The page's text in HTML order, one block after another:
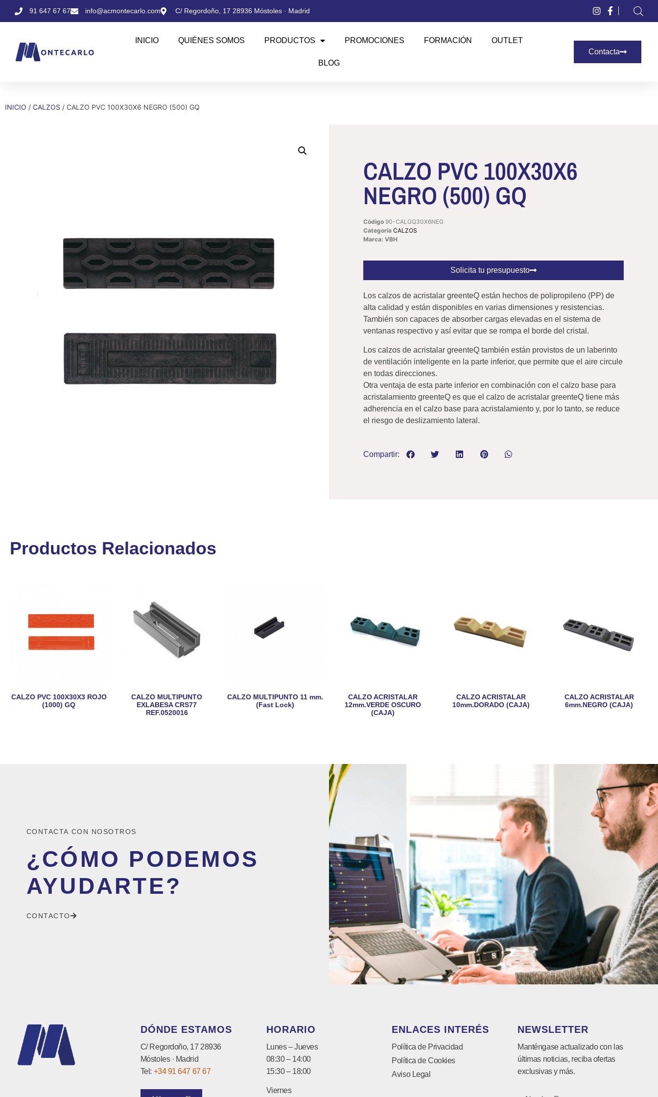
91 647 67 67 info@acmontecarlo.com C/ Regordoño, 17 28936 Móstoles · Madrid
INICIO QUIÉNES SOMOS PRODUCTOS PROMOCIONES FORMACIÓN OUTLET
BLOG
Contacta
INICIO / CALZOS / CALZO PVC 100X30X6 NEGRO (500) GQ
CALZO PVC 100X30X6
NEGRO (500) GQ
Código 90-CALGQ30X6NEG
Categoría CALZOS
Marca: VBH
Solicita tu presupuesto
Los calzos de acristalar greenteQ están hechos de polipropileno (PP) de
alta calidad y están disponibles en varias dimensiones y resistencias.
También son capaces de absorber cargas elevadas en el sistema de
ventanas respectivo y así evitar que se rompa el borde del cristal.
Los calzos de acristalar greenteQ también están provistos de un laberinto
de ventilación inteligente en la parte inferior, que permite que el aire circule
en todas direcciones.
Otra ventaja de esta parte inferior en combinación con el calzo base para
acristalamiento greenteQ es que el calzo de acristalar greenteQ tiene más
adherencia en el calzo base para acristalamiento y, por lo tanto, se reduce
el riesgo de deslizamiento lateral.
Compartir:
Productos Relacionados
CALZO PVC 100X30X3 ROJO
(1000) GQ
CALZO MULTIPUNTO
EXLABESA CRS77
REF.0520016
CALZO MULTIPUNTO 11 mm.
(Fast Lock)
CALZO ACRISTALAR
12mm.VERDE OSCURO
(CAJA)
CALZO ACRISTALAR
10mm.DORADO (CAJA)
CALZO ACRISTALAR
6mm.NEGRO (CAJA)
CONTACTA CON NOSOTROS
¿CÓMO PODEMOS
AYUDARTE?
CONTACTO
DÓNDE ESTAMOS
C/ Regordoño, 17 28936
Móstoles · Madrid
Tel: +34 91 647 67 67
HORARIO
Lunes – Jueves
08:30 – 14:00
15:30 – 18:00
Viernes
ENLACES INTERÉS
Política de Privacidad
Política de Cookies
Aviso Legal
NEWSLETTER
Manténgase actualizado con las
últimas noticias, reciba ofertas
exclusivas y más.